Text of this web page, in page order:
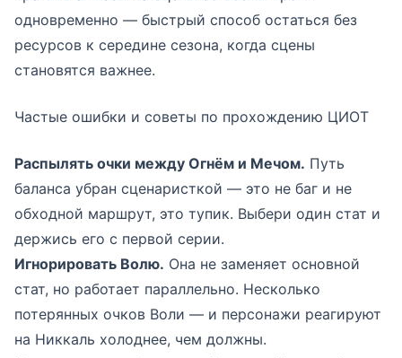
одновременно — быстрый способ остаться без
ресурсов к середине сезона, когда сцены
становятся важнее.
Частые ошибки и советы по прохождению ЦИОТ
Распылять очки между Огнём и Мечом. Путь
баланса убран сценаристкой — это не баг и не
обходной маршрут, это тупик. Выбери один стат и
держись его с первой серии.
Игнорировать Волю. Она не заменяет основной
стат, но работает параллельно. Несколько
потерянных очков Воли — и персонажи реагируют
на Никкаль холоднее, чем должны.